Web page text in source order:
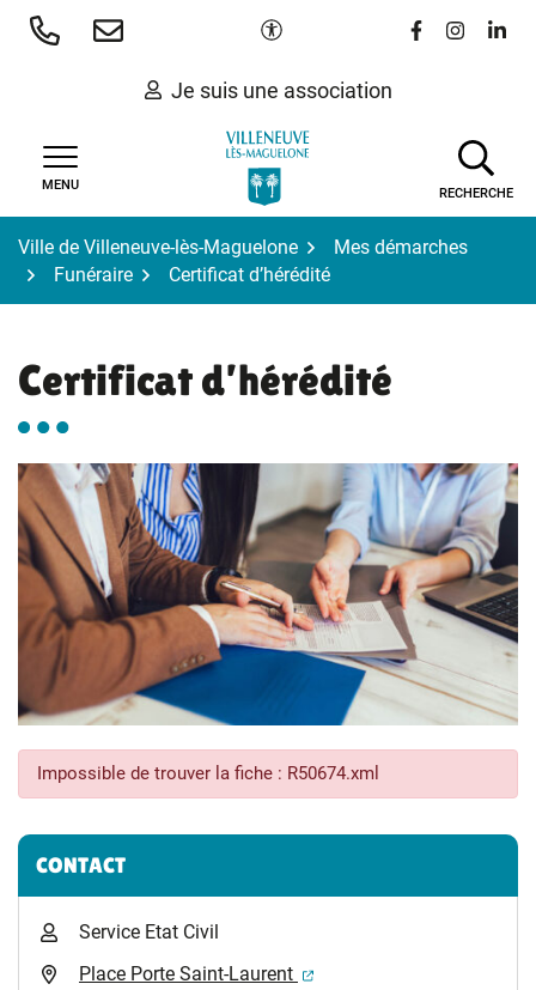
Aller
Paramètres d'accessibilité
Lien vers le
Lien vers
Lien
Je suis une association
MENU
RECHERCHE
Ville de Villeneuve-lès-Maguelone
Mes démarches
Funéraire
Certificat d’hérédité
Certificat d’hérédité
Impossible de trouver la fiche : R50674.xml
Informations complémentaires
CONTACT
Service Etat Civil
Place Porte Saint-Laurent
(ouverture dans un